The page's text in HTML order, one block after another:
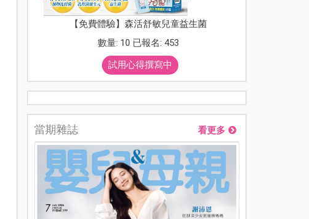
【免費體驗】森活舒敏兒童益生菌
數量: 10 已報名: 453
試用心得撰寫中
當期雜誌 看更多